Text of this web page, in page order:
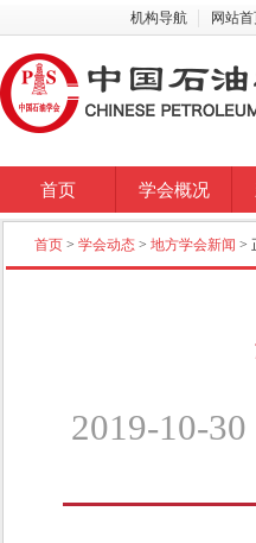
机构导航 网站
首页 学会概况
首页 > 学会动态 > 地方学会新闻 >
2019-10-